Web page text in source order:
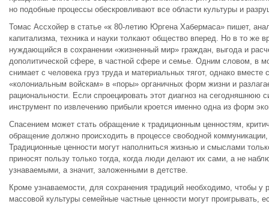
но подобные процессы обескровливают все области культуры и
Томас Ассхойер в статье «к 80-летию Юргена Хабермаса» пишет,
капитализма, техника и науки толкают общество вперед. Но в то же
нуждающийся в сохранении «жизненный мир» граждан, выгода и
дополитической сфере, в частной сфере и семье. Одним словом, в
снимает с человека груз труда и материальных тягот, однако
«колониальным войскам» в «поры» органичных форм жизни и
рациональности. Если спроецировать этот диагноз на сегодняшнюю
инструмент по извлечению прибыли кроется именно одна из форм
Спасением может стать обращение к традиционным ценностям,
обращение должно происходить в процессе свободной
Традиционные ценности могут наполниться жизнью и смыслами
приносят пользу только тогда, когда люди делают их сами, а не
узнаваемыми, а значит, заложенными в детстве.
Кроме узнаваемости, для сохранения традиций необходимо, чтобы
массовой культуры семейные частные ценности могут